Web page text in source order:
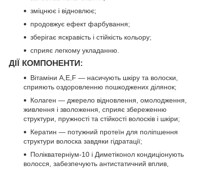
зміцнює і відновлює;
продовжує ефект фарбування;
зберігає яскравість і стійкість кольору;
сприяє легкому укладанню.
ДІЇ КОМПОНЕНТИ:
Вітаміни A,E,F — насичують шкіру та волоски,
сприяють оздоровленню пошкоджених ділянок;
Колаген — джерело відновлення, омолодження,
живлення і зволоження, сприяє збереженню
структури, пружності та стійкості волосків і шкіри;
Кератин — потужний протеїн для поліпшення
структури волоска завдяки гідратації;
Полікватерніум-10 і Диметіконол кондиціонують
волосся, забезпечують антистатичний вплив,